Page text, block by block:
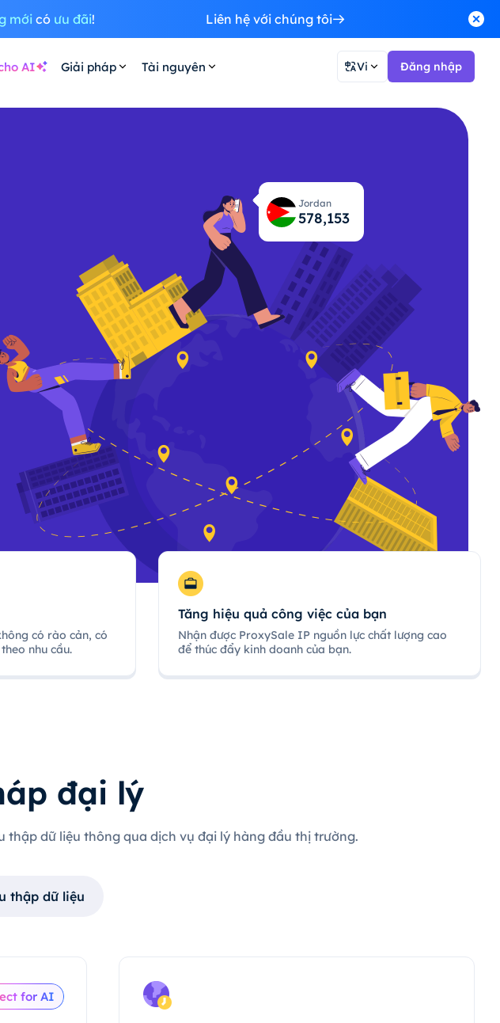
mớicó ưu đãi! Liên hệ với chúng tôi
AI Giải pháp Tài nguyên Vi Đăng nhập
Jordan
578,219
có rào cản, có
nhu cầu.
Tăng hiệu quả công việc của bạn
Nhận được ProxySale IP nguồn lực chất lượng cao
để thúc đẩy kinh doanh của bạn.
đại lý
dữ liệu thông qua dịch vụ đại lý hàng đầu thị trường.
thập dữ liệu
for AI